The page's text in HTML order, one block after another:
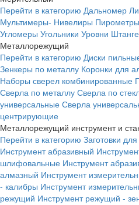
Перейти в категорию Дальномер
Мультимеры- Нивелиры Пирометры
Угломеры Угольники Уровни
Металлорежущий
Перейти в категорию Диски
Зенкеры по металлу Коронки для
Наборы сверел комбинированные
Сверла по металлу Сверла по
универсальные Сверла
центрирующие
Металлорежущий инструмент и
Перейти в категорию Заготовки
Инструмент абразивный
шлифовальные Инструмент
алмазный Инструмент
- калибры Инструмент
режущий Инструмент режущий -